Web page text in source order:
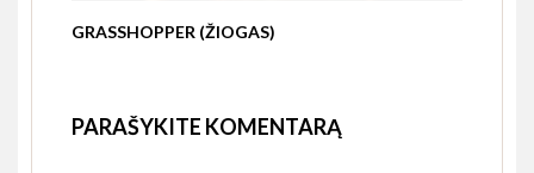
GRASSHOPPER (ŽIOGAS)
PARAŠYKITE KOMENTARĄ